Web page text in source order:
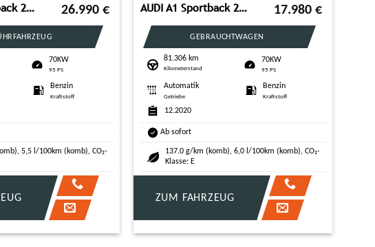
AUDI A1 Sportback 25 TFSI S tronic ADVANCED +LED +VIR 26.990 €
70KW
95 PS
Benzin
Kraftstoff
5,5 l/100km (komb), CO₂-
AUDI A1 Sportback 25 TFSI S tronic ADVANCED +LED +VIR 17.980 €
GEBRAUCHTWAGEN
81.306 km
Kilometerstand
70KW
95 PS
Automatik
Getriebe
Benzin
Kraftstoff
12.2020
Ab sofort
137.0 g/km (komb), 6,0 l/100km (komb), CO₂-
Klasse: E
ZUM FAHRZEUG